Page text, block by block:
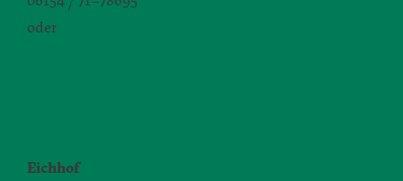
oder
Eichhof